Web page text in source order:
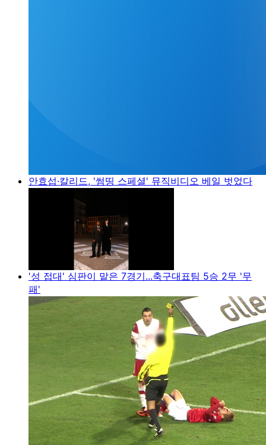
안효섭·칼리드, '썸띵 스페셜' 뮤직비디오 베일 벗었다
'성 접대' 심판이 맡은 7경기...축구대표팀 5승 2무 '무
패'